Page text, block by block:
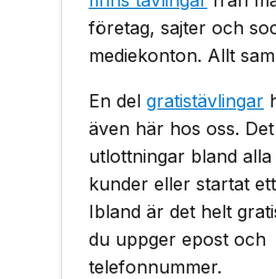
företag, sajter och
mediekonton. Allt
En del gratistävlingar
även här hos oss.
utlottningar bland
kunder eller startat
Ibland är det helt
du uppger epost och
telefonnummer.